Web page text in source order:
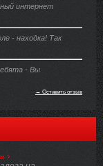
интернет
- находка! Так
- Вы
→ Оставить отзыв